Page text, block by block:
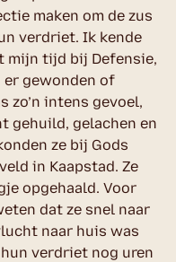
maken om de zus
verdriet. Ik kende
mijn tijd bij Defensie,
gewonden of
zo’n intens gevoel,
gehuild, gelachen en
ze bij Gods
in Kaapstad. Ze
opgehaald. Voor
dat ze snel naar
naar huis was
verdriet nog uren